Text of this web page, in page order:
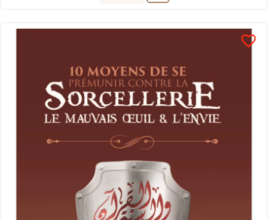
favorite_border